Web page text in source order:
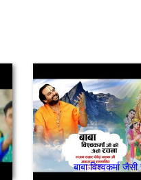
बाबा विश्वकर्मा